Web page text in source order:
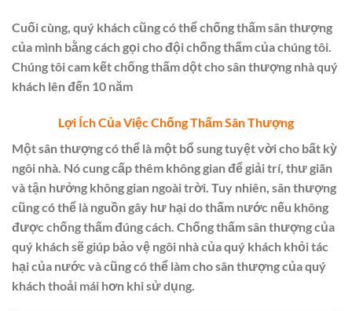
Cuối cùng, quý khách cũng có thể chống thấm sân thượng
của mình bằng cách gọi cho đội chống thấm của chúng tôi.
Chúng tôi cam kết chống thấm dột cho sân thượng nhà quý
khách lên đến 10 năm
Lợi Ích Của Việc Chống Thấm Sân Thượng
Một sân thượng có thể là một bổ sung tuyệt vời cho bất kỳ
ngôi nhà. Nó cung cấp thêm không gian để giải trí, thư giãn
và tận hưởng không gian ngoài trời. Tuy nhiên, sân thượng
cũng có thể là nguồn gây hư hại do thấm nước nếu không
được chống thấm đúng cách. Chống thấm sân thượng của
quý khách sẽ giúp bảo vệ ngôi nhà của quý khách khỏi tác
hại của nước và cũng có thể làm cho sân thượng của quý
khách thoải mái hơn khi sử dụng.